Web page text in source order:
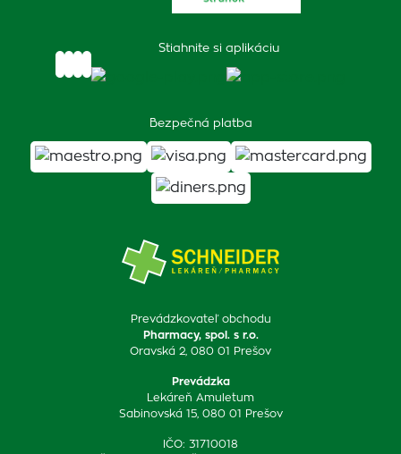
Prevádzkovateľ obchodu
Pharmacy, spol. s r.o.
Oravská 2, 080 01 Prešov
Prevádzka
Lekáreň Amuletum
Sabinovská 15, 080 01 Prešov
IČO: 31710018
Stiahnite si aplikáciu
Bezpečná platba